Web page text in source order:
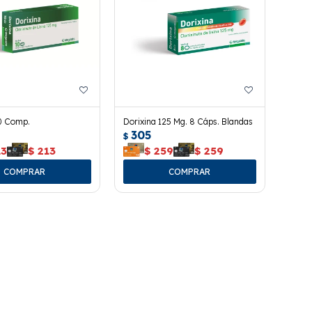
Comp.
$ 213
Dorixina 125 Mg. 8 Cáps. Blandas
$ 305
$ 259 $ 259